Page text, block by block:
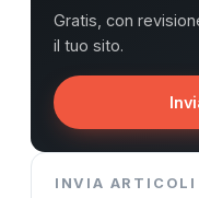
Gratis, con
il tuo sito.
INVIA ARTICOLI